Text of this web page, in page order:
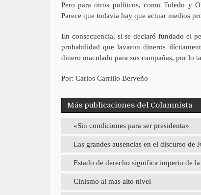
Pero para otros políticos, como Toledo y
Parece que todavía hay que actuar medios
En consecuencia, si se declaró fundado el
probabilidad que lavaron dineros
dinero maculado para sus campañas, por lo
Por: Carlos Carrillo Berveño
Más publicaciones del Columnista
«Sin condiciones para ser presidenta»
Las grandes ausencias en el discurso de
Estado de derecho significa imperio de
Cinismo al mas alto nivel